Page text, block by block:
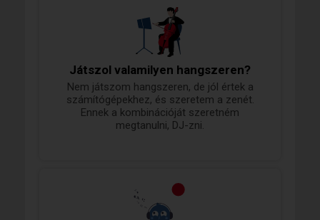
Magyarországon él, de magyar párt szeretne
magának. És sajnálom, akinek gyermeke van,
vagy idősebb nálam és dohányzik, az nálam
kizáró tényező.
Játszol valamilyen hangszeren?
Nem játszom hangszeren, de jól értek a
számítógépekhez, és szeretem a zenét.
Ennek a kombinációját szeretném
megtanulni, DJ-zni.